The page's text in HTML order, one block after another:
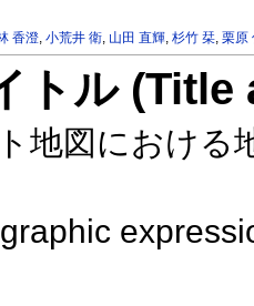
香澄,小荒井 衛, 山田 直輝,杉竹 栞,栗原
トル
地図における